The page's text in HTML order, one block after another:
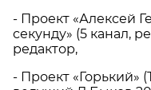
- Проект «Алексей
секунду» (5 канал,
редактор,
- Проект «Горький»